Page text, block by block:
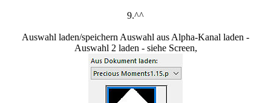
9.^^
Auswahl laden/speichern Auswahl aus Alpha-Kanal laden -
Auswahl 2 laden - siehe Screen,